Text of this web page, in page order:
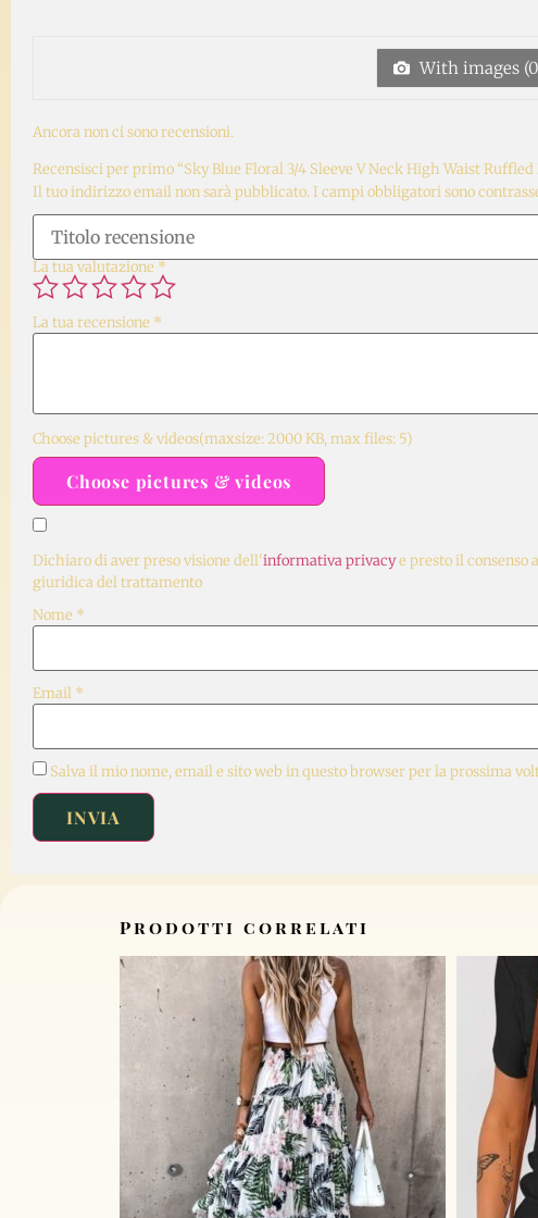
With images (0
Ancora non ci sono recensioni.
Recensisci per primo “Sky Blue Floral 3/4 Sleeve V Neck High Waist Ruffled
Il tuo indirizzo email non sarà pubblicato.I campi obbligatori sono
La tua valutazione *
La tua recensione *
Choose pictures & videos(maxsize: 2000 KB, max files: 5)
Choose pictures & videos
Dichiaro di aver preso visione dell'informativa privacye presto il consenso
giuridica del trattamento
Nome *
Email *
Salva il mio nome, email e sito web in questo browser per la prossima
Prodotti correlati